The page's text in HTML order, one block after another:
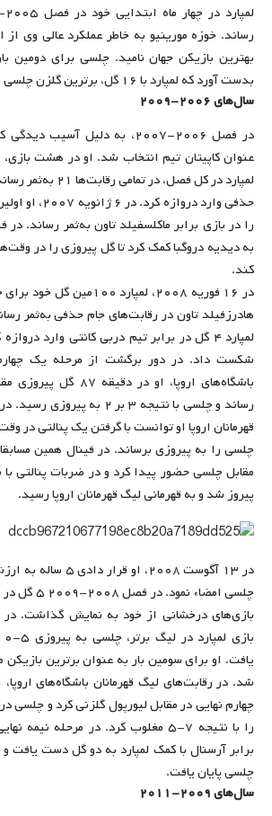
رساند. خوزه مورینیو به خاطر عملکرد عالی وی از
بهترین بازیکن جهان نامید. چلسی برای دومین
بدست آورد که لمپارد با ۱۶ گل، برترین گلزن چلسی شد.
سال‌های ۲۰۰۶-۲۰۰۹
در فصل ۲۰۰۶-۲۰۰۷، به دلیل آسیب
عنوان کاپیتان تیم انتخاب شد. او در هشت
حذفی وارد
به دیدیه دروگبا کمک کرد تا گل پیروزی را در
کند.
در ۱۶ فوریه ۲۰۰۸، لمپارد
شکست داد. در دور برگشت از مرحله یک چهارم
باشگاه‌های اروپا، او در
رساند و چلسی با نتیجه ۳ بر ۲
چلسی را به پیروزی برساند. در فینال همین
پیروز شد و به قهرمانی لیگ قهرمانان اروپا رسید.
یافت. او برای سومین بار به عنوان برترین بازیکن
شد. در رقابت‌های لیگ قهرمانان باشگاه‌های
چهارم نهایی در مقابل لیورپول گلزنی کرد و چلسی
را با نتیجه ۷-۵ مغلوب کرد. در مرحله
چلسی پایان یافت.
سال‌های ۲۰۰۹-۲۰۱۱